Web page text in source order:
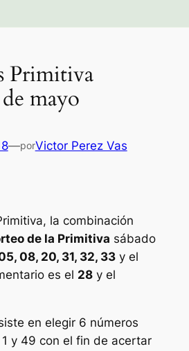
Primitiva
mayo
—porVictor Perez Vas
la combinación
de la Primitiva sábado
08, 20, 31, 32, 33y el
es el 28y el
en elegir 6 números
y 49 con el fin de acertar